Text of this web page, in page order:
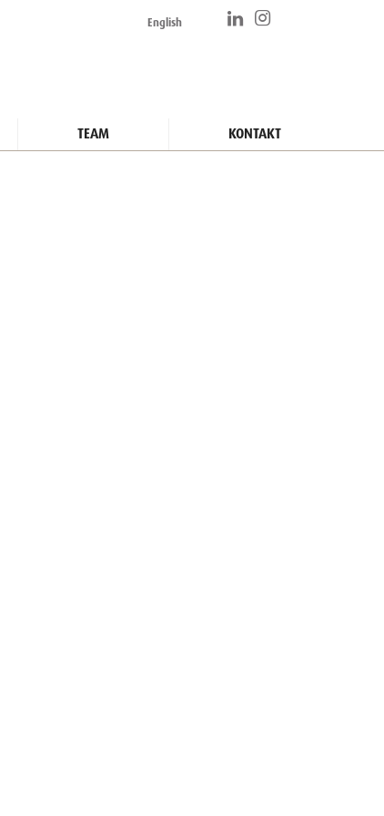
English
TEAM KONTAKT